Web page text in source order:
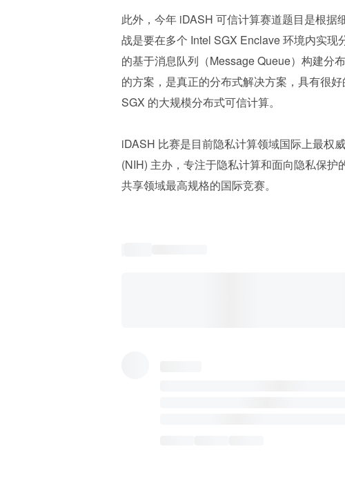
此外，今年 iDASH 可信计算赛道题目是根
战是要在多个 Intel SGX Enclave 环境内实
的基于消息队列（Message Queue）构建分
的方案，是真正的分布式解决方案，具有很
SGX 的大规模分布式可信计算。
iDASH 比赛是目前隐私计算领域国际上最权
(NIH) 主办，专注于隐私计算和面向隐私保
共享领域最高规格的国际竞赛。